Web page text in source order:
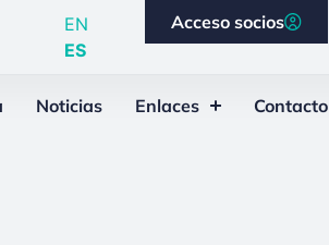
EN
ES
Acceso socios
Noticias Enlaces Contacto